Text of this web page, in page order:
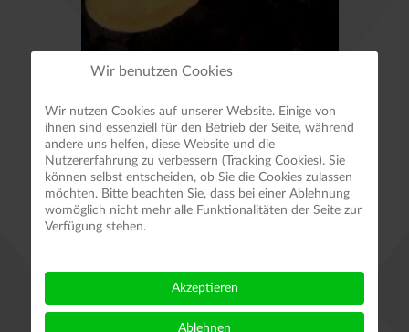
Orangeseitling (Bild: R. Wandelt)
Heute möchten wir einen Pilz vorstellen,
der an liegenden Stämmen und auch
Stubben von altem Laub- und Nadelholz
vom Herbst an bis in den April hinein zu
finden ist und auch jetzt im Januar schon
der Pilz nicht allzu häufig hier im
Harzvorland und Unterharz anzutreffen.
Wir benutzen Cookies
Wir nutzen Cookies auf unserer Website. Einige von
ihnen sind essenziell für den Betrieb der Seite, während
andere uns helfen, diese Website und die
Nutzererfahrung zu verbessern (Tracking Cookies). Sie
können selbst entscheiden, ob Sie die Cookies zulassen
möchten. Bitte beachten Sie, dass bei einer Ablehnung
womöglich nicht mehr alle Funktionalitäten der Seite zur
Verfügung stehen.
Akzeptieren
Ablehnen